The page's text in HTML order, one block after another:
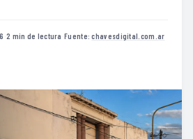
·2 min de lectura ·Fuente:chavesdigital.com.ar